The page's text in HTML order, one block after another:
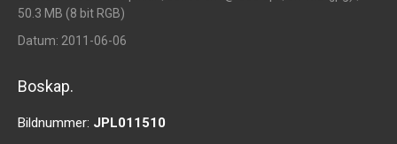
50.3 MB (8 bit RGB)
Datum: 2011-06-06
Boskap.
Bildnummer: JPL011510